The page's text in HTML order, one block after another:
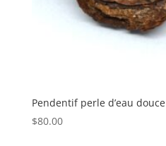
Pendentif perle d’eau douce
$80.00